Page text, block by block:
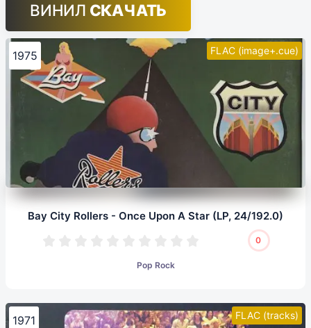
ВИНИЛ СКАЧАТЬ
FLAC (image+.cue)
1975
Bay City Rollers - Once Upon A Star (LP, 24/192.0)
0
Pop Rock
FLAC (tracks)
1971